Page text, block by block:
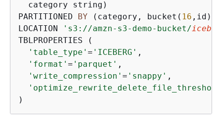
  category string)
PARTITIONED BY (category, bucket( 16 ,id))
LOCATION
's3://amzn-s3-demo-bucket/
TBLPROPERTIES (
'table_type' = 'ICEBERG' ,
'format' = 'parquet' ,
'write_compression' = 'snappy' ,
)